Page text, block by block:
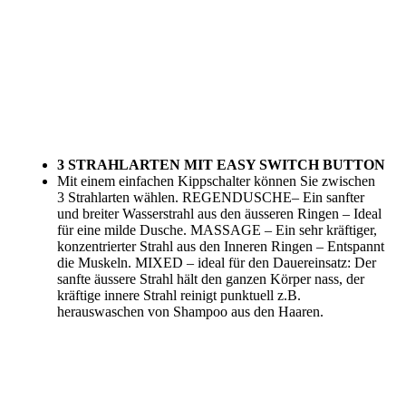
3 STRAHLARTEN MIT EASY SWITCH BUTTON
Mit einem einfachen Kippschalter können Sie zwischen
3 Strahlarten wählen. REGENDUSCHE– Ein sanfter
und breiter Wasserstrahl aus den äusseren Ringen – Ideal
für eine milde Dusche. MASSAGE – Ein sehr kräftiger,
konzentrierter Strahl aus den Inneren Ringen – Entspannt
die Muskeln. MIXED – ideal für den Dauereinsatz: Der
sanfte äussere Strahl hält den ganzen Körper nass, der
kräftige innere Strahl reinigt punktuell z.B.
herauswaschen von Shampoo aus den Haaren.